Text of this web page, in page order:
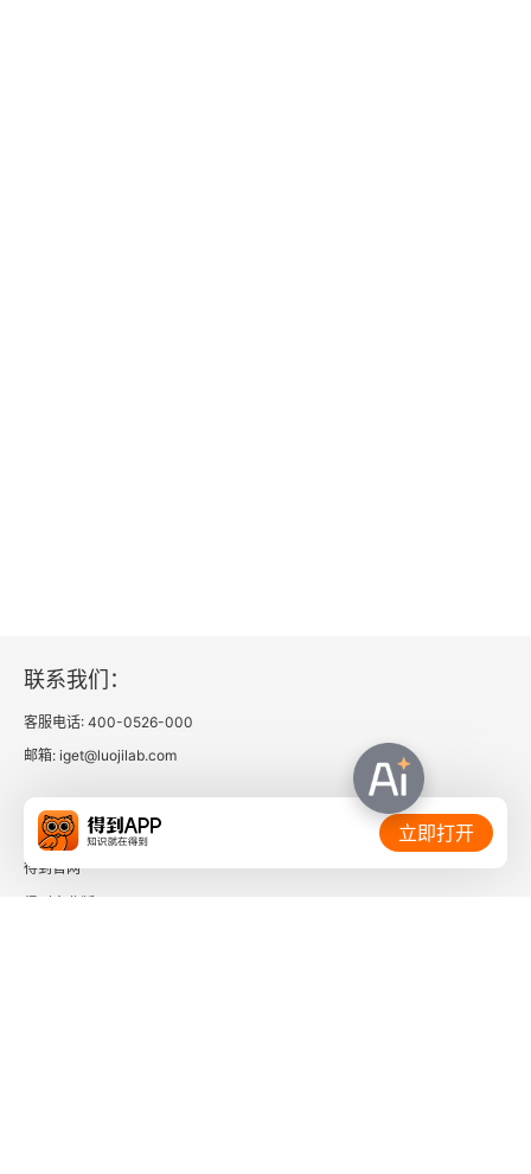
联系我们：
客服电话: 400-0526-000
邮箱: iget@luojilab.com
相关链接：
得到官网
立即打开